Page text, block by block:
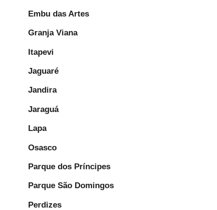
Embu das Artes
Granja Viana
Itapevi
Jaguaré
Jandira
Jaraguá
Lapa
Osasco
Parque dos Príncipes
Parque São Domingos
Perdizes